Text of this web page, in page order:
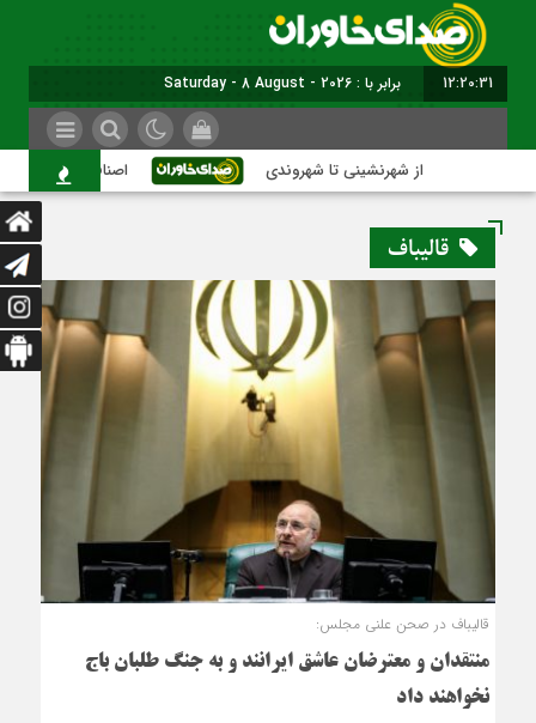
12:20:32 برابر با : Saturday - 8 August - 2026
از شهرنشینی تا شهروندی اصناف در حاشیه
قالیباف
قالیباف در صحن علنی مجلس:
منتقدان و معترضان عاشق ایرانند و به جنگ ‎طلبان باج
نخواهند داد